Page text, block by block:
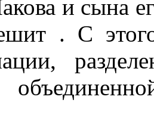
и сына
. С